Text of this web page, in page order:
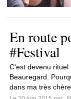
En route
#Festival
C'est devenu rituel
Beauregard.
dans ma très